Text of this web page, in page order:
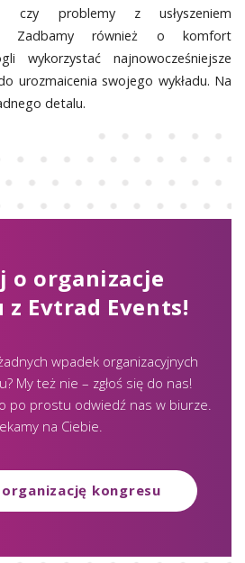
czy problemy z usłyszeniem
Zadbamy również o komfort
wykorzystać najnowocześniejsze
urozmaicenia swojego wykładu. Na
detalu.
o organizacje
Evtrad Events!
wpadek organizacyjnych
My też nie – zgłoś się do nas!
po prostu odwiedź nas w biurze.
na Ciebie.
kongresu